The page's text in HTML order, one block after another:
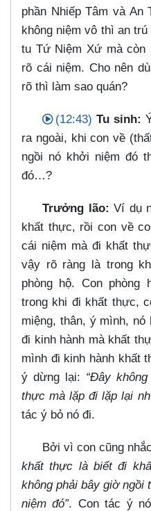
phần Nhiếp Tâm và
không niệm vô thì an
tu Tứ Niệm Xứ mà còn
rõ cái niệm. Cho nên
rõ thì làm sao quán?
(12:43) Tu sinh:
ra ngoài, khi con về
ngồi nó khởi niệm đó
đó…​?
Trưởng lão: Ví dụ
khất thực, rồi con về
cái niệm mà đi khất
vậy rõ ràng là trong
phòng hộ. Con phòng
trong khi đi khất thực,
miệng, thân, ý mình,
đi kinh hành mà khất
mình đi kinh hành khất
ý dừng lại: “Đây
thực mà lặp đi lặp lại
tác ý bỏ nó đi.
Bởi vì con cũng
khất thực là biết đi
không phải bây giờ
niệm đó”. Con tác ý